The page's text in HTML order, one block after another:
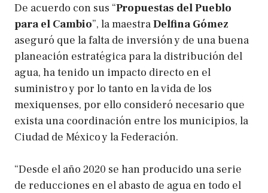
De acuerdo con sus “Propuestas del Pueblo
para el Cambio”, la maestraDelfina Gómez
aseguró que la falta de inversión y de una buena
planeación estratégica para la distribución del
agua, ha tenido un impacto directo en el
suministro y por lo tanto en la vida de los
mexiquenses, por ello consideró necesario que
exista una coordinación entre los municipios, la
Ciudad de México y la Federación.
“Desde el año 2020 se han producido una serie
de reducciones en el abasto de agua en todo el